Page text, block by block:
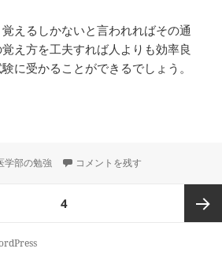
えるしかないと言われればその通
え方を工夫すれば人よりも効率良
に受かることができるでしょう。
効率の良い勉強法
学部の勉強 解剖学の効率の良い勉強法 に
コメントを残す
ページ4